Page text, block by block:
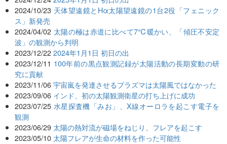
2024/10/23 天体望遠鏡とHα太陽望遠鏡の1台2役「フェニック
ス」新発売
2024/04/02 太陽の極は赤道に比べて7℃暖かい、「傾圧不安定
波」の観測から判明
2023/12/22 2024年1月1日 初日の出
2023/12/11 100年前の黒点観測記録が太陽活動の長期変動の研
究に貢献
2023/11/06 宇宙嵐を発達させるプラズマは太陽風ではなかった
2023/09/06 インド、初の太陽観測衛星の打ち上げに成功
2023/07/25 水星探査機「みお」、X線オーロラを起こす電子を
観測
2023/06/29 太陽の熱対流が磁場をねじり、フレアを起こす
2023/05/10 太陽フレアが生命の材料を作った可能性